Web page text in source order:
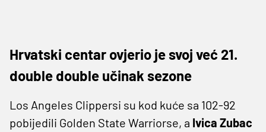
Hrvatski centar ovjerio je svoj već 21.
double double učinak sezone
Los Angeles Clippersi su kod kuće sa 102-92
pobijedili Golden State Warriorse, a Ivica Zubac